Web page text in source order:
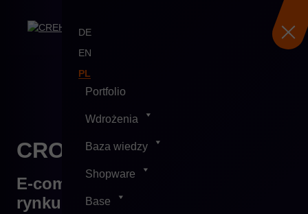
DE
EN
PL
Portfolio
Wdrożenia
Baza wiedzy
Shopware
Base
CROSS-BORDER
E-commerce dopasowany do
rynku